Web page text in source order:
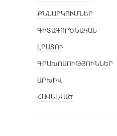
ՔՆՆԱՐԿՈՒՄՆԵՐ
ԳԻՏԱԳՈՐԾՆԱԿԱՆ
ԼՐԱՏՈՒ
ԳՐԱԽՈՍՈՒԹՅՈՒՆՆԵՐ
ԱՐԽԻՎ
ՀԱՎԵԼՎԱԾ